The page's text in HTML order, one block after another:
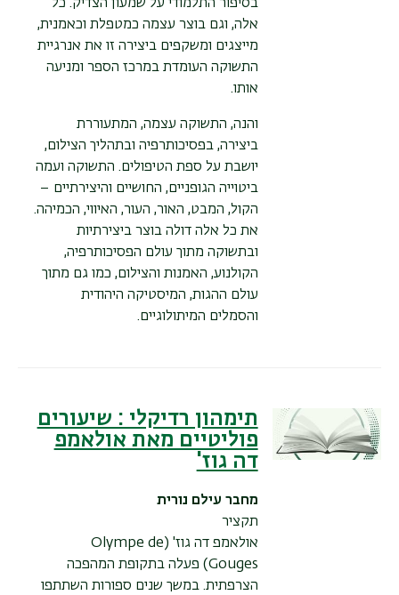
בסיפור התלמודי על שמעון הצדיק. כל
אלה, וגם בוצר עצמה כמטפלת וכאמנית,
מייצגים ומשקפים ביצירה זו את אנרגיית
התשוקה העומדת במרכז הספר ומניעה
אותו.
והנה, התשוקה עצמה, המתעוררת
ביצירה, בפסיכותרפיה ובתהליך הצילום,
יושבת על ספת הטיפולים. התשוקה ועמה
ביטוייה הגופניים, החושיים והיצירתיים –
הקול, המבט, האור, העור, האיווי, הכמיהה.
את כל אלה דולה בוצר ביצירתיות
ובתשוקה מתוך עולם הפסיכותרפיה,
הקולנוע, האמנות והצילום, כמו גם מתוך
עולם ההגות, המיסטיקה היהודית
והסמלים המיתולוגיים.
תימהון רדיקלי : שיעורים
פוליטיים מאת אולאמפ
דה גוז'
מחבר עילם נורית
תקציר
אולאמפ דה גוז' (Olympe de
Gouges) פעלה בתקופת המהפכה
הצרפתית. במשך שנים ספורות השתתפו